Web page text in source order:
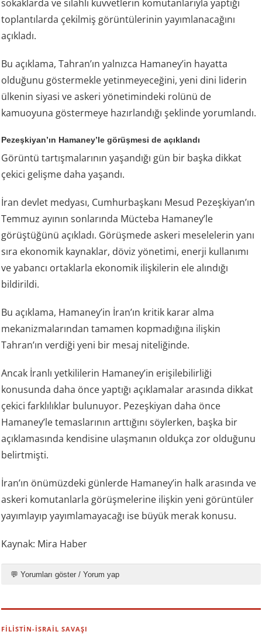
sokaklarda ve silahlı kuvvetlerin komutanlarıyla yaptığı
toplantılarda çekilmiş görüntülerinin yayımlanacağını
açıkladı.
Bu açıklama, Tahran’ın yalnızca Hamaney’in hayatta
olduğunu göstermekle yetinmeyeceğini, yeni dini liderin
ülkenin siyasi ve askeri yönetimindeki rolünü de
kamuoyuna göstermeye hazırlandığı şeklinde yorumlandı.
Pezeşkiyan’ın Hamaney’le görüşmesi de açıklandı
Görüntü tartışmalarının yaşandığı gün bir başka dikkat
çekici gelişme daha yaşandı.
İran devlet medyası, Cumhurbaşkanı Mesud Pezeşkiyan’ın
Temmuz ayının sonlarında Mücteba Hamaney’le
görüştüğünü açıkladı. Görüşmede askeri meselelerin yanı
sıra ekonomik kaynaklar, döviz yönetimi, enerji kullanımı
ve yabancı ortaklarla ekonomik ilişkilerin ele alındığı
bildirildi.
Bu açıklama, Hamaney’in İran’ın kritik karar alma
mekanizmalarından tamamen kopmadığına ilişkin
Tahran’ın verdiği yeni bir mesaj niteliğinde.
Ancak İranlı yetkililerin Hamaney’in erişilebilirliği
konusunda daha önce yaptığı açıklamalar arasında dikkat
çekici farklılıklar bulunuyor. Pezeşkiyan daha önce
Hamaney’le temaslarının arttığını söylerken, başka bir
açıklamasında kendisine ulaşmanın oldukça zor olduğunu
belirtmişti.
İran’ın önümüzdeki günlerde Hamaney’in halk arasında ve
askeri komutanlarla görüşmelerine ilişkin yeni görüntüler
yayımlayıp yayımlamayacağı ise büyük merak konusu.
Kaynak: Mira Haber
💬 Yorumları göster / Yorum yap
FİLİSTİN-İSRAİL SAVAŞI